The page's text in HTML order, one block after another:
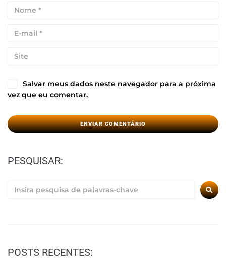
Salvar meus dados neste navegador para a próxima
vez que eu comentar.
PESQUISAR:
POSTS RECENTES: